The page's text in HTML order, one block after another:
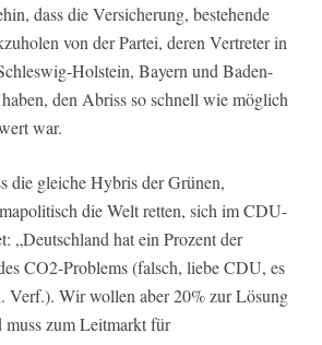
dass die Versicherung, bestehende
von der Partei, deren Vertreter in
Holstein, Bayern und Baden-
den Abriss so schnell wie möglich
war.
die gleiche Hybris der Grünen,
die Welt retten, sich im CDU-
„Deutschland hat ein Prozent der
CO2-Problems (falsch, liebe CDU, es
Verf.). Wir wollen aber 20% zur Lösung
muss zum Leitmarkt für